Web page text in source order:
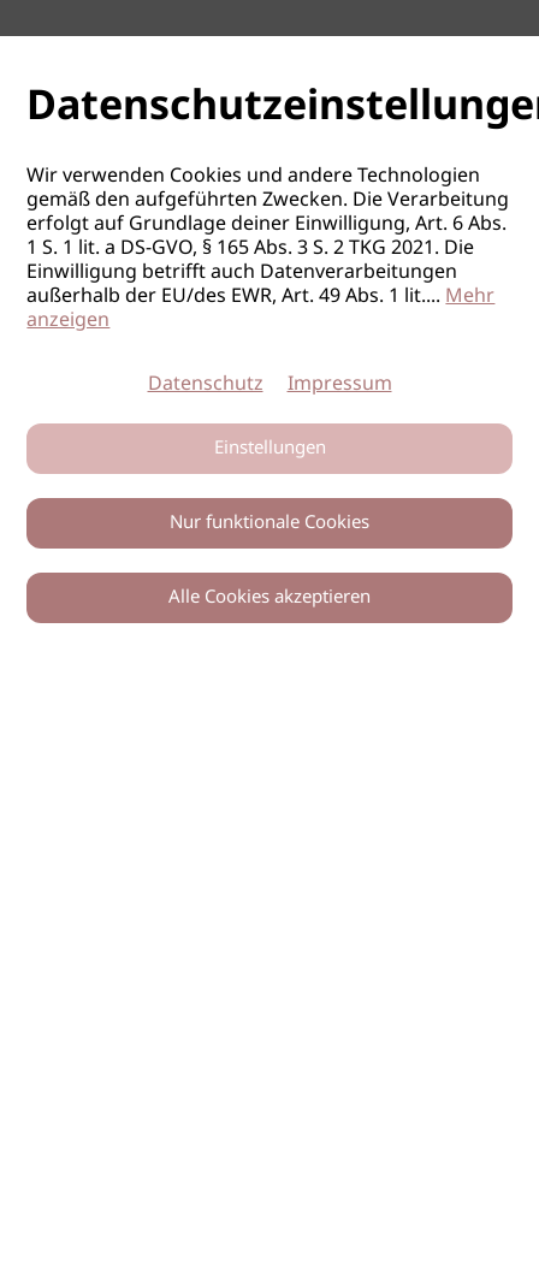
0
Wir verwenden Cookies und andere Technologien
gemäß den aufgeführten Zwecken. Die Verarbeitung
erfolgt auf Grundlage deiner Einwilligung, Art. 6 Abs.
1 S. 1 lit. a DS-GVO, § 165 Abs. 3 S. 2 TKG 2021. Die
Einwilligung betrifft auch Datenverarbeitungen
außerhalb der EU/des EWR, Art. 49 Abs. 1 lit....Mehr
anzeigen
Datenschutz Impressum
Einstellungen
Nur funktionale Cookies
Alle Cookies akzeptieren